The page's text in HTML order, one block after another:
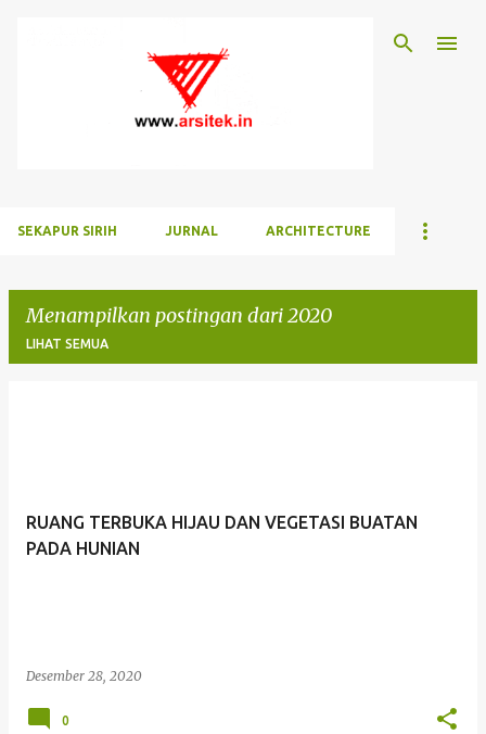
SEKAPUR SIRIH JURNAL ARCHITECTURE
Menampilkan postingan dari 2020
LIHAT SEMUA
RUANG TERBUKA HIJAU DAN VEGETASI BUATAN
PADA HUNIAN
Desember 28, 2020
0